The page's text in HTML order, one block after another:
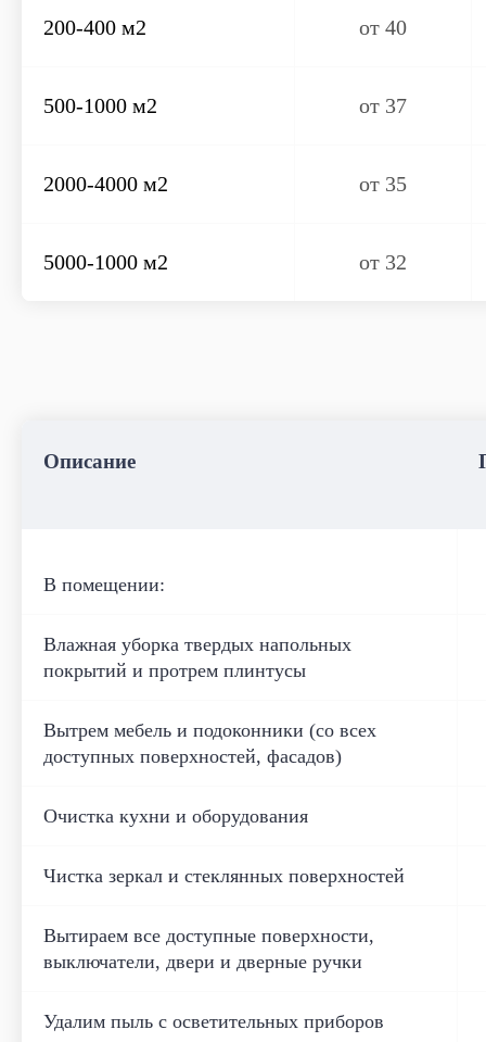
200-400 м2 от 40
500-1000 м2 от 37
2000-4000 м2 от 35
5000-1000 м2 от 32
пищевых предприятиях
Описание
В помещении:
Влажная уборка твердых напольных
покрытий и протрем плинтусы
Вытрем мебель и подоконники (со всех
доступных поверхностей, фасадов)
Очистка кухни и оборудования
Чистка зеркал и стеклянных поверхностей
Вытираем все доступные поверхности,
выключатели, двери и дверные ручки
Удалим пыль с осветительных приборов